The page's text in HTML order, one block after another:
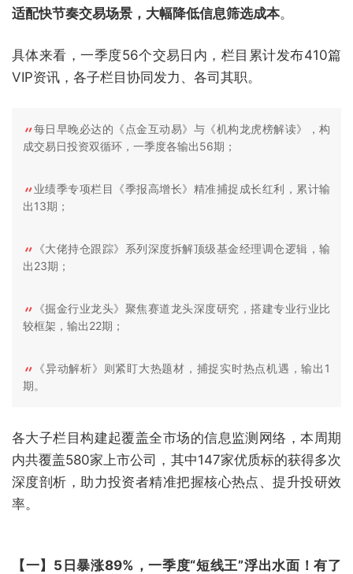
适配快节奏交易场景，大幅降低信息筛选成本。
具体来看，一季度56个交易日内，栏目累计发布410篇
VIP资讯，各子栏目协同发力、各司其职。
每日早晚必达的《点金互动易》与《机构龙虎榜解读》，构
成交易日投资双循环，一季度各输出56期；
业绩季专项栏目《季报高增长》精准捕捉成长红利，累计输
出13期；
《大佬持仓跟踪》系列深度拆解顶级基金经理调仓逻辑，输
出23期；
《掘金行业龙头》聚焦赛道龙头深度研究，搭建专业行业比
较框架，输出22期；
《异动解析》则紧盯大热题材，捕捉实时热点机遇，输出1
期。
各大子栏目构建起覆盖全市场的信息监测网络，本周期
内共覆盖580家上市公司，其中147家优质标的获得多次
深度剖析，助力投资者精准把握核心热点、提升投研效
率。
【一】5日暴涨89%，一季度“短线王”浮出水面！有了